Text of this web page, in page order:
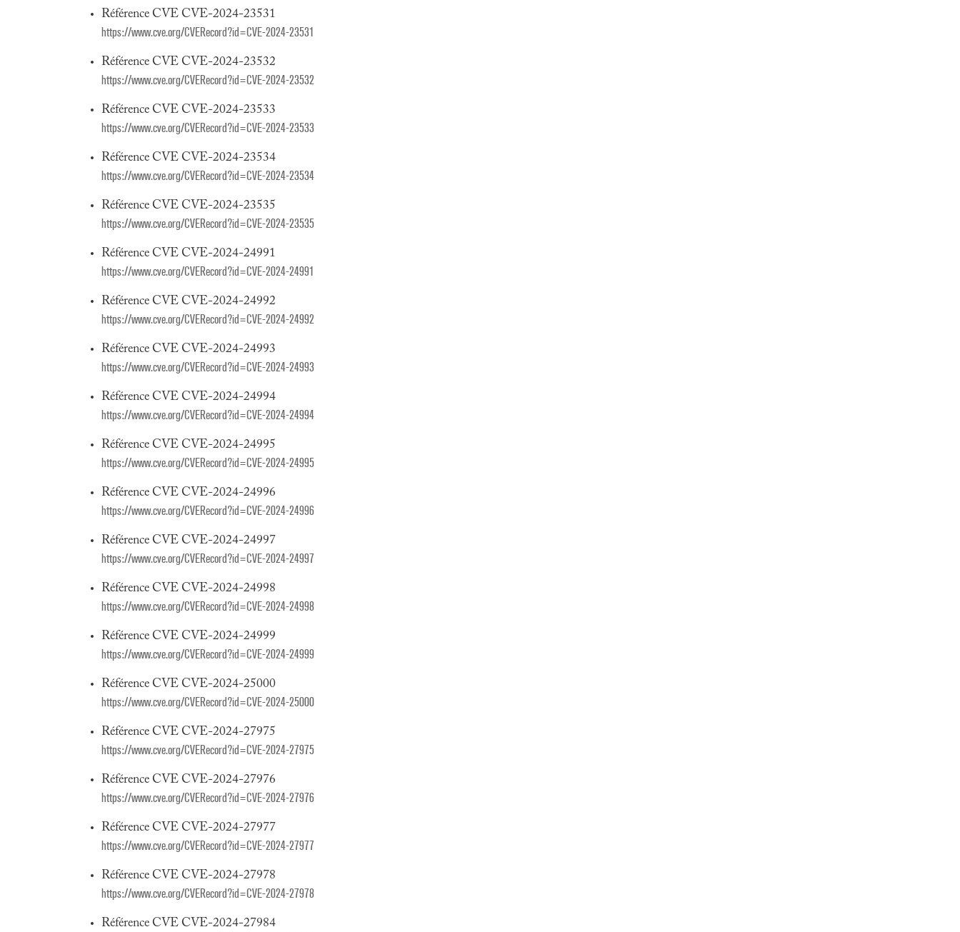
Référence CVE CVE-2024-23531
https://www.cve.org/CVERecord?id=CVE-2024-23531
Référence CVE CVE-2024-23532
https://www.cve.org/CVERecord?id=CVE-2024-23532
Référence CVE CVE-2024-23533
https://www.cve.org/CVERecord?id=CVE-2024-23533
Référence CVE CVE-2024-23534
https://www.cve.org/CVERecord?id=CVE-2024-23534
Référence CVE CVE-2024-23535
https://www.cve.org/CVERecord?id=CVE-2024-23535
Référence CVE CVE-2024-24991
https://www.cve.org/CVERecord?id=CVE-2024-24991
Référence CVE CVE-2024-24992
https://www.cve.org/CVERecord?id=CVE-2024-24992
Référence CVE CVE-2024-24993
https://www.cve.org/CVERecord?id=CVE-2024-24993
Référence CVE CVE-2024-24994
https://www.cve.org/CVERecord?id=CVE-2024-24994
Référence CVE CVE-2024-24995
https://www.cve.org/CVERecord?id=CVE-2024-24995
Référence CVE CVE-2024-24996
https://www.cve.org/CVERecord?id=CVE-2024-24996
Référence CVE CVE-2024-24997
https://www.cve.org/CVERecord?id=CVE-2024-24997
Référence CVE CVE-2024-24998
https://www.cve.org/CVERecord?id=CVE-2024-24998
Référence CVE CVE-2024-24999
https://www.cve.org/CVERecord?id=CVE-2024-24999
Référence CVE CVE-2024-25000
https://www.cve.org/CVERecord?id=CVE-2024-25000
Référence CVE CVE-2024-27975
https://www.cve.org/CVERecord?id=CVE-2024-27975
Référence CVE CVE-2024-27976
https://www.cve.org/CVERecord?id=CVE-2024-27976
Référence CVE CVE-2024-27977
https://www.cve.org/CVERecord?id=CVE-2024-27977
Référence CVE CVE-2024-27978
https://www.cve.org/CVERecord?id=CVE-2024-27978
Référence CVE CVE-2024-27984